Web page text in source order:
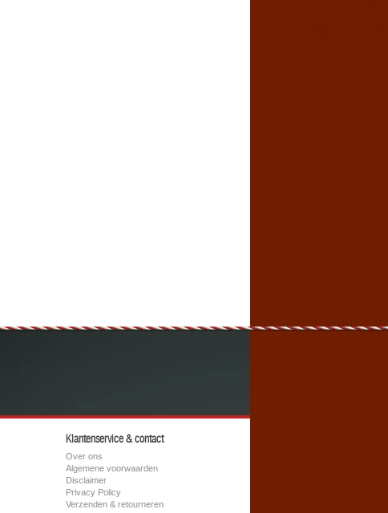
Klantenservice & contact
Over ons
Algemene voorwaarden
Disclaimer
Privacy Policy
Verzenden & retourneren